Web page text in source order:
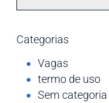
Categorias
Vagas
termo de uso
Sem categoria